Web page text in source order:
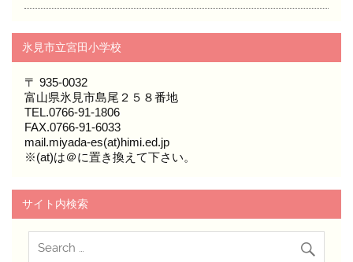
氷見市立宮田小学校
〒 935-0032
富山県氷見市島尾２５８番地
TEL.0766-91-1806
FAX.0766-91-6033
mail.miyada-es(at)himi.ed.jp
※(at)は＠に置き換えて下さい。
サイト内検索